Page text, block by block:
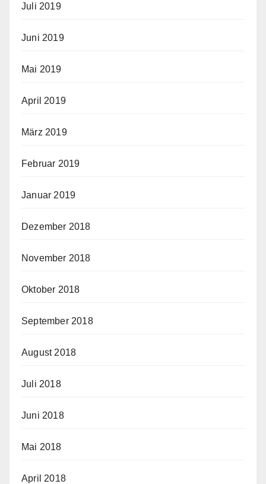
Juli 2019
Juni 2019
Mai 2019
April 2019
März 2019
Februar 2019
Januar 2019
Dezember 2018
November 2018
Oktober 2018
September 2018
August 2018
Juli 2018
Juni 2018
Mai 2018
April 2018